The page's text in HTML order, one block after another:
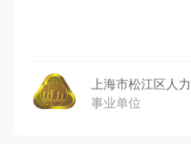
上海市松江区人
事业单位